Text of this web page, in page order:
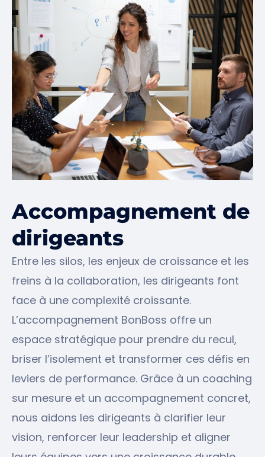
Accompagnement de
dirigeants
Entre les silos, les enjeux de croissance et les
freins à la collaboration, les dirigeants font
face à une complexité croissante.
L’accompagnement BonBoss offre un
espace stratégique pour prendre du recul,
briser l’isolement et transformer ces défis en
leviers de performance. Grâce à un coaching
sur mesure et un accompagnement concret,
nous aidons les dirigeants à clarifier leur
vision, renforcer leur leadership et aligner